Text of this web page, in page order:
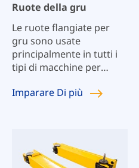
Ruote della gru
Le ruote flangiate per
gru sono usate
principalmente in tutti i
tipi di macchine per
flangiate per gru sono
senza cerchio e altre
ruote non standard.
Imparare Di più